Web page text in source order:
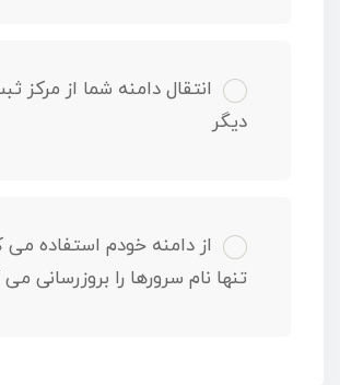
انتقال دامنه شما از مرکز
دیگر
از دامنه خودم استفاده
تنها نام سرورها را بروزرسانی